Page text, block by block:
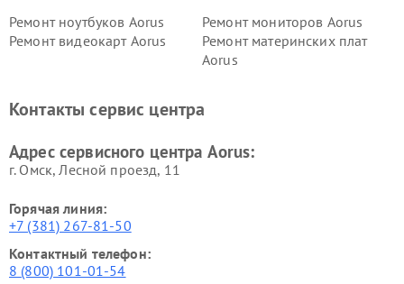
Ремонт ноутбуков Aorus
Ремонт мониторов Aorus
Ремонт видеокарт Aorus
Ремонт материнских плат
Aorus
Контакты сервис центра
Адрес сервисного центра Aorus:
г. Омск, ​Лесной проезд, 11
Горячая линия:
+7 (381) 267-81-50
Контактный телефон:
8 (800) 101-01-54